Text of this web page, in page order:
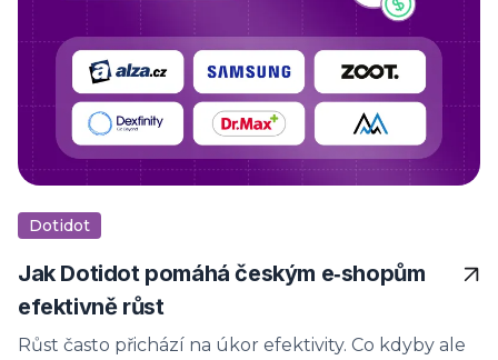
Dotidot
Jak Dotidot pomáhá českým e‑shopům
efektivně růst
Růst často přichází na úkor efektivity. Co kdyby ale